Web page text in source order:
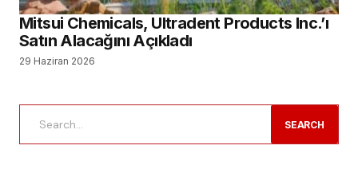
Mitsui Chemicals, Ultradent Products Inc.’ı
Satın Alacağını Açıkladı
29 Haziran 2026
SEARCH